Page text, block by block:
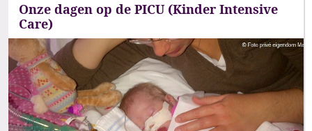
Onze dagen op de PICU (Kinder Intensive
Care)